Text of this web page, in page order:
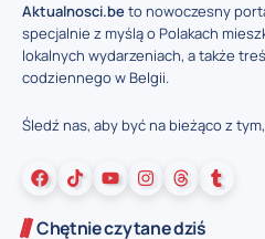
Aktualnosci.beto nowoczesny
specjalnie z myślą o Polakach
lokalnych wydarzeniach, a także
codziennego w Belgii.
Śledź nas, aby być na bieżąco z
Chętnie czytane dziś